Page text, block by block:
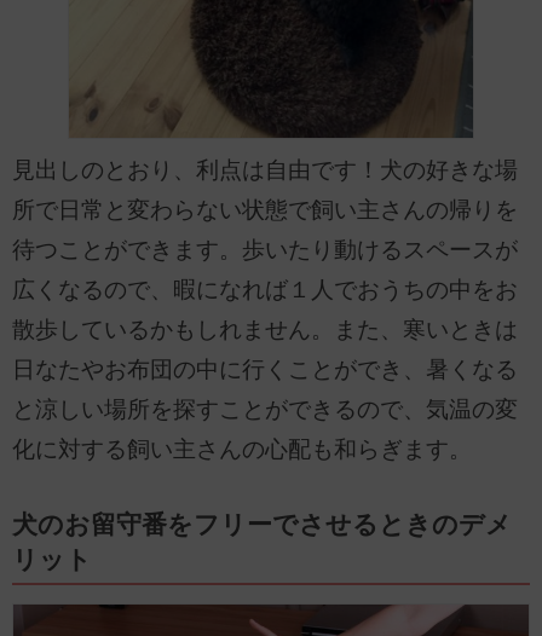
見出しのとおり、利点は自由です！犬の好きな場
所で日常と変わらない状態で飼い主さんの帰りを
待つことができます。歩いたり動けるスペースが
広くなるので、暇になれば１人でおうちの中をお
散歩しているかもしれません。また、寒いときは
日なたやお布団の中に行くことができ、暑くなる
と涼しい場所を探すことができるので、気温の変
化に対する飼い主さんの心配も和らぎます。
犬のお留守番をフリーでさせるときのデメ
リット